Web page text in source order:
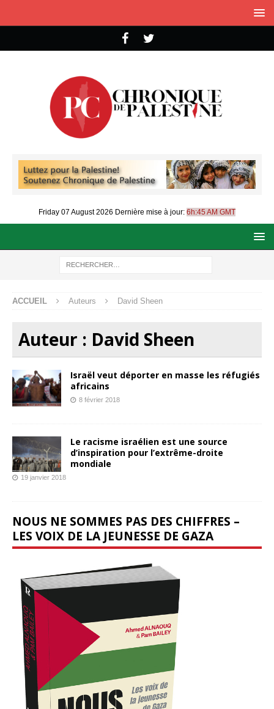
Friday 07 August 2026 Dernière mise à jour: 6h:45 AM GMT
ACCUEIL Auteurs David Sheen
Auteur : David Sheen
Israël veut déporter en masse les réfugiés
africains
8 février 2018
Le racisme israélien est une source
d’inspiration pour l’extrême-droite
mondiale
19 janvier 2018
NOUS NE SOMMES PAS DES CHIFFRES –
LES VOIX DE LA JEUNESSE DE GAZA